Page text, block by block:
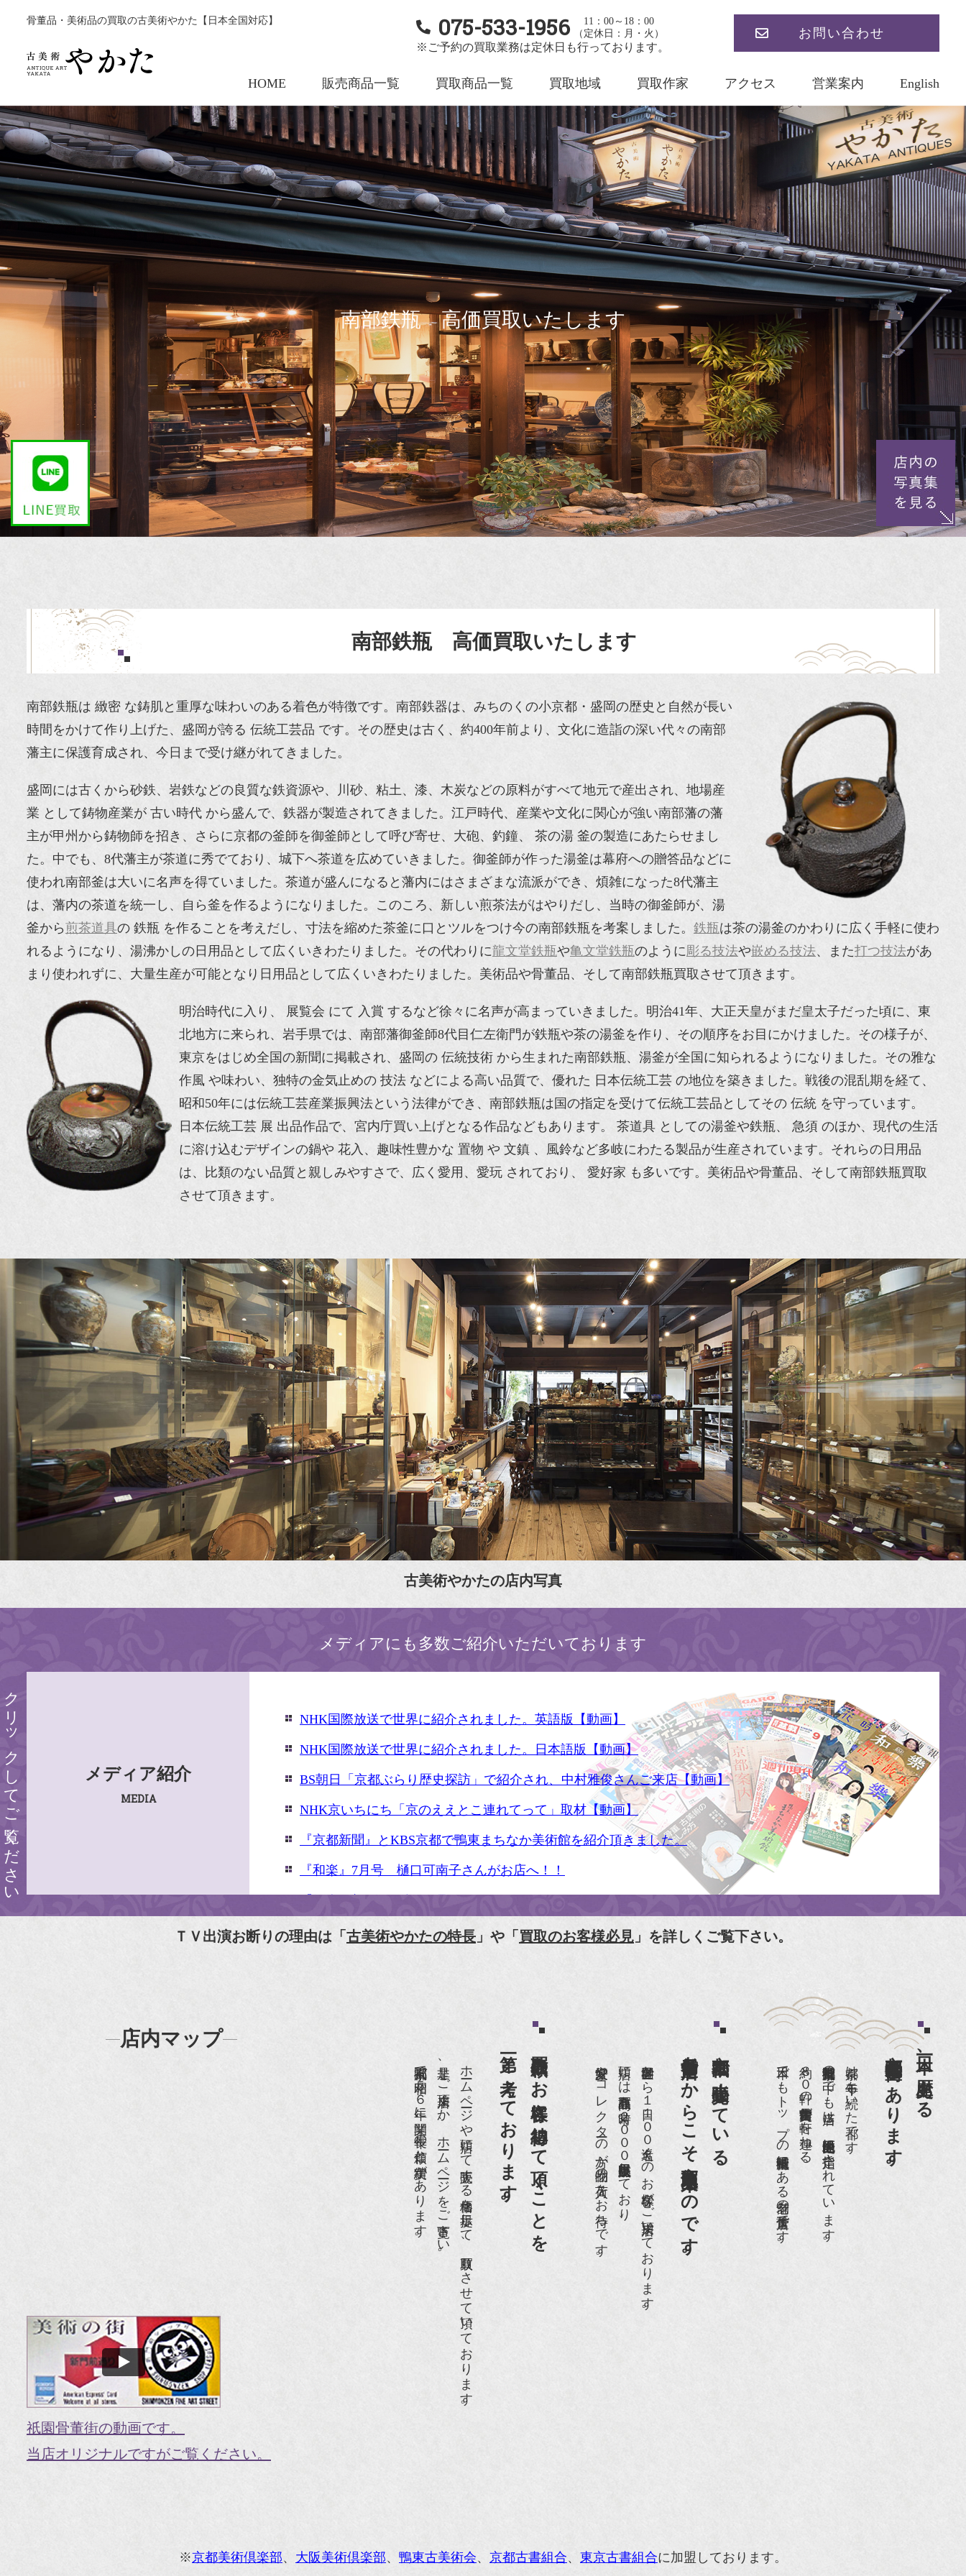
骨董品・美術品の買取の古美術やかた【日本全国対応】 075-533-1956
11：00～18：00
（定休日：月・火）
※ご予約の買取業務は定休日も行っております。
お問い合わせ
HOME 販売商品一覧 買取商品一覧 買取地域 買取作家 アクセス 営業案内 English
南部鉄瓶 高価買取いたします
南部鉄瓶 高価買取いたします
南部鉄瓶は 緻密 な鋳肌と重厚な味わいのある着色が特徴です。南部鉄器は、みちのくの小京都・盛岡の歴史と自然が長い
時間をかけて作り上げた、盛岡が誇る 伝統工芸品 です。その歴史は古く、約400年前より、文化に造詣の深い代々の南部
藩主に保護育成され、今日まで受け継がれてきました。
盛岡には古くから砂鉄、岩鉄などの良質な鉄資源や、川砂、粘土、漆、木炭などの原料がすべて地元で産出され、地場産
業 として鋳物産業が 古い時代 から盛んで、鉄器が製造されてきました。江戸時代、産業や文化に関心が強い南部藩の藩
主が甲州から鋳物師を招き、さらに京都の釜師を御釜師として呼び寄せ、大砲、釣鐘、 茶の湯 釜の製造にあたらせまし
た。中でも、8代藩主が茶道に秀でており、城下へ茶道を広めていきました。御釜師が作った湯釜は幕府への贈答品などに
使われ南部釜は大いに名声を得ていました。茶道が盛んになると藩内にはさまざまな流派ができ、煩雑になった8代藩主
は、藩内の茶道を統一し、自ら釜を作るようになりました。このころ、新しい煎茶法がはやりだし、当時の御釜師が、湯
釜から煎茶道具の 鉄瓶 を作ることを考えだし、寸法を縮めた茶釜に口とツルをつけ今の南部鉄瓶を考案しました。 鉄瓶は茶の湯釜のかわりに広く手軽に使わ
れるようになり、湯沸かしの日用品として広くいきわたりました。その代わりに龍文堂鉄瓶や亀文堂鉄瓶のように彫る技法や嵌める技法、また打つ技法があ
まり使われずに、大量生産が可能となり日用品として広くいきわたりました。美術品や骨董品、そして南部鉄瓶買取させて頂きます。
明治時代に入り、 展覧会 にて 入賞 するなど徐々に名声が高まっていきました。明治41年、大正天皇がまだ皇太子だった頃に、東
北地方に来られ、岩手県では、南部藩御釜師8代目仁左衛門が鉄瓶や茶の湯釜を作り、その順序をお目にかけました。その様子が、
東京をはじめ全国の新聞に掲載され、盛岡の 伝統技術 から生まれた南部鉄瓶、湯釜が全国に知られるようになりました。その雅な
作風 や味わい、独特の金気止めの 技法 などによる高い品質で、優れた 日本伝統工芸 の地位を築きました。戦後の混乱期を経て、
昭和50年には伝統工芸産業振興法という法律ができ、南部鉄瓶は国の指定を受けて伝統工芸品としてその 伝統 を守っています。
日本伝統工芸 展 出品作品で、宮内庁買い上げとなる作品などもあります。 茶道具 としての湯釜や鉄瓶、 急須 のほか、現代の生活
に溶け込むデザインの鍋や 花入、趣味性豊かな 置物 や 文鎮 、風鈴など多岐にわたる製品が生産されています。それらの日用品
は、比類のない品質と親しみやすさで、広く愛用、愛玩 されており、 愛好家 も多いです。美術品や骨董品、そして南部鉄瓶買取
させて頂きます。
古美術やかたの店内写真
メディアにも多数ご紹介いただいております
クリックしてご覧ください メディア紹介
MEDIA
NHK国際放送で世界に紹介されました。英語版【動画】
NHK国際放送で世界に紹介されました。日本語版【動画】
BS朝日「京都ぶらり歴史探訪」で紹介され、中村雅俊さんご来店【動画】
NHK京いちにち「京のええとこ連れてって」取材【動画】
『京都新聞』とKBS京都で鴨東まちなか美術館を紹介頂きました。
『和楽』7月号 樋口可南子さんがお店へ！！
『樋口可南子の古寺散歩』（5月17日発行）
『FIGARO japon』12月号
『mr partner』2011年2月号
2009年11月 『週刊現代』2009年11月28日号
『Hanako WEST』4月号
『骨董古美術の愉しみ方』（4月16日発行）
『ORANGE travel』2006年 SUMMER
国際交流サービス協会に2017年6月７日紹介頂きました。
『花時間』7月号
ＴＶ出演お断りの理由は「 古美術やかたの特長 」や「 買取のお客様必見 」を詳しくご覧下さい。
店内マップ
祇園骨董街の動画です。
当店オリジナルですがご覧ください。
日本一、歴史ある
京都祇園骨董街にあります。
京都は千年も続いた都です。
京都祇園骨董街の中でも当店は、歴史的保全地区に指定されています。
約８０軒の古美術骨董商が軒を連ねる、
日本でもトップの祇園骨董街にある老舗の骨董店です。
京都祇園で小売販売している
老舗骨董店だからこそ高価買取出来るのです。
世界各国から１日１００名近くのお客様がご来店頂いております。
店頭には買取商品を常時２０００点以上展示販売しており、
愛好家やコレクターの方が品物の入荷をお待ちです。
買取依頼のお客様に納得して頂くことを
第一と考えております。
ホームページや店頭にて販売する価格を提示して、買取りさせて頂いております。
是非、ご来店頂くか、ホームページをご覧下さい。
京都祇園で昭和５６年に開業、長年の信頼と実績があります。
※京都美術倶楽部、 大阪美術倶楽部、 鴨東古美術会、 京都古書組合、 東京古書組合に加盟しております。